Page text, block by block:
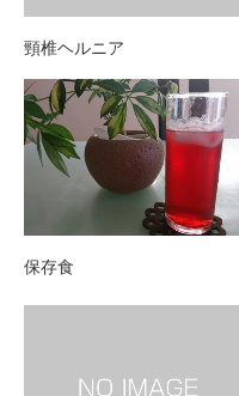
頸椎ヘルニア
保存食